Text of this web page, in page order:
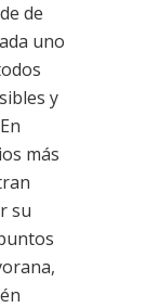
de
uno
y
más
su